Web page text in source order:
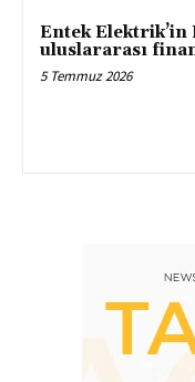
Entek Elektrik’in
uluslararası
5 Temmuz 2026